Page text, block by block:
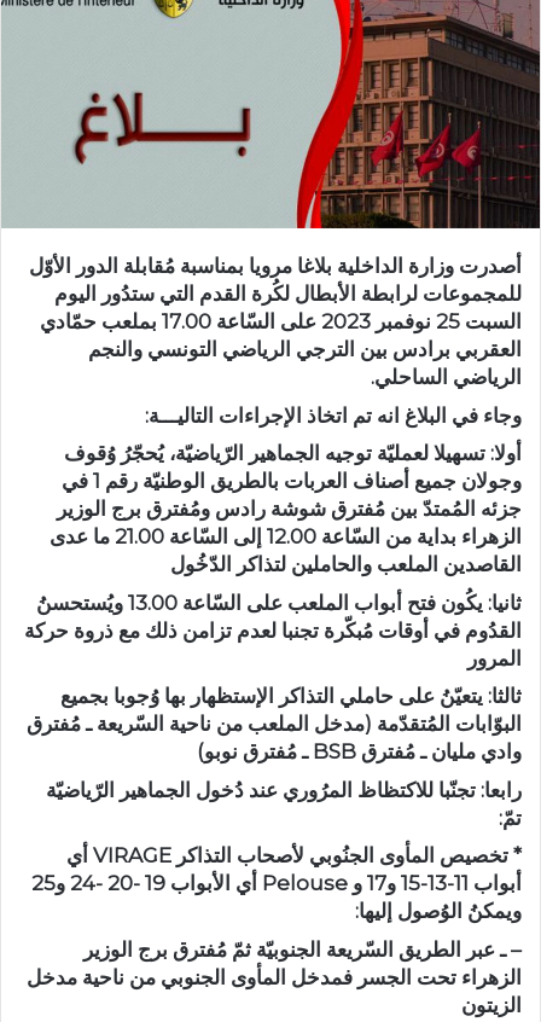
أصدرت وزارة الداخلية بلاغا مرويا بمناسبة مُقابلة الدور الأوّل
للمجموعات لرابطة الأبطال لكُرة القدم التي ستدُور اليوم
السبت 25 نوفمبر 2023 على السّاعة 17.00 بملعب حمّادي
العقربي برادس بين الترجي الرياضي التونسي والنجم
الرياضي الساحلي.
وجاء في البلاغ انه تم اتخاذ الإجراءات التاليـــة:
أولا: تسهيلا لعمليّة توجيه الجماهير الرّياضيّة، يُحجّرُ وُقوف
وجولان جميع أصناف العربات بالطريق الوطنيّة رقم 1 في
جزئه المُمتدّ بين مُفترق شوشة رادس ومُفترق برج الوزير
الزهراء بداية من السّاعة 12.00 إلى السّاعة 21.00 ما عدى
القاصدين الملعب والحاملين لتذاكر الدّخُول
ثانيا: يكُون فتح أبواب الملعب على السّاعة 13.00 ويُستحسنُ
القدُوم في أوقات مُبكّرة تجنبا لعدم تزامن ذلك مع ذروة حركة
المرور
ثالثا: يتعيّنُ على حاملي التذاكر الإستظهار بها وُجوبا بجميع
البوّابات المُتقدّمة (مدخل الملعب من ناحية السّريعة ـ مُفترق
وادي مليان ـ مُفترق BSB ـ مُفترق نوبو)
رابعا: تجنّبا للاكتظاظ المرُوري عند دُخول الجماهير الرّياضيّة
تمّ:
* تخصيص المأوى الجنُوبي لأصحاب التذاكر VIRAGE أي
أبواب 11-13-15 و17 و Pelouse أي الأبواب 19 -20 -24 و25
ويمكنُ الوُصول إليها:
– ـ عبر الطريق السّريعة الجنوبيّة ثمّ مُفترق برج الوزير
الزهراء تحت الجسر فمدخل المأوى الجنوبي من ناحية مدخل
الزيتون